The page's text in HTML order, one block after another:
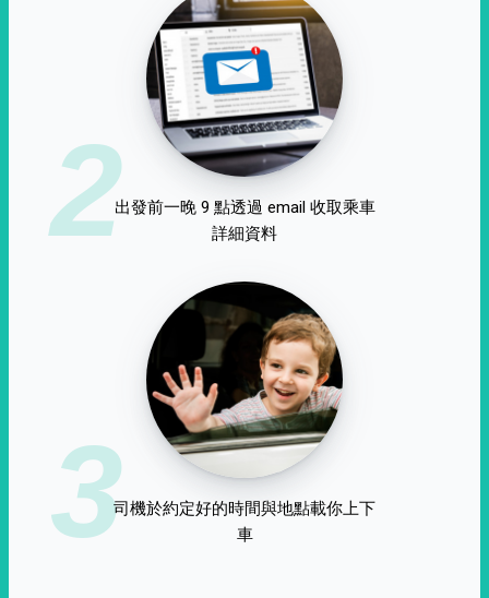
2出發前一晚 9 點透過 email 收取乘車
詳細資料
3司機於約定好的時間與地點載你上下
車